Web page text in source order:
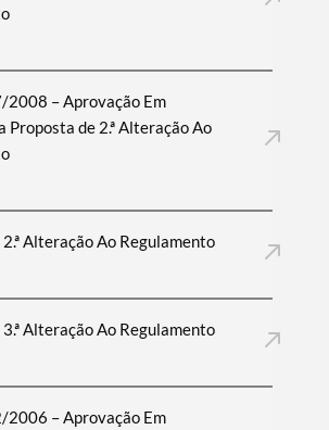
2008 – Aprovação Em
Proposta de 2.ª Alteração Ao
Alteração Ao Regulamento
Alteração Ao Regulamento
2006 – Aprovação Em